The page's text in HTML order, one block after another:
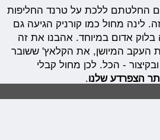
החלטתם ללכת על טרנד החליפות
לינה מחול כמו קורניק הגיעה גם
אדום במיוחד. אהבנו את זה
העקב המיושן, את הקלאץ' ששובר
- הכל. לכן מחול קבלי
הצפרדע שלנו.